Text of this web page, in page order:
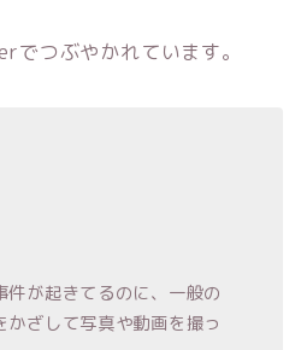
つぶやかれています。
件が起きてるのに、一般の
ざして写真や動画を撮っ